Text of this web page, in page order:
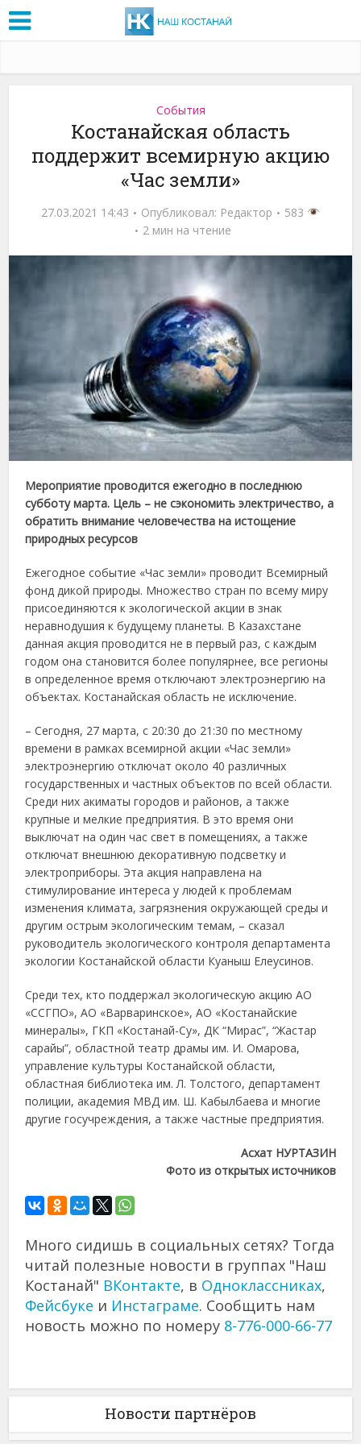
События
Костанайская область
поддержит всемирную акцию
«Час земли»
27.03.2021 14:43 Опубликовал: Редактор
583
2 мин на чтение
Мероприятие проводится ежегодно в последнюю
субботу марта. Цель – не сэкономить электричество, а
обратить внимание человечества на истощение
природных ресурсов
Ежегодное событие «Час земли» проводит Всемирный
фонд дикой природы. Множество стран по всему миру
присоединяются к экологической акции в знак
неравнодушия к будущему планеты. В Казахстане
данная акция проводится не в первый раз, с каждым
годом она становится более популярнее, все регионы
в определенное время отключают электроэнергию на
объектах. Костанайская область не исключение.
– Сегодня, 27 марта, с 20:30 до 21:30 по местному
времени в рамках всемирной акции «Час земли»
электроэнергию отключат около 40 различных
государственных и частных объектов по всей области.
Среди них акиматы городов и районов, а также
крупные и мелкие предприятия. В это время они
выключат на один час свет в помещениях, а также
отключат внешнюю декоративную подсветку и
электроприборы. Эта акция направлена на
стимулирование интереса у людей к проблемам
изменения климата, загрязнения окружающей среды и
другим острым экологическим темам, – сказал
руководитель экологического контроля департамента
экологии Костанайской области Куаныш Елеусинов.
Среди тех, кто поддержал экологическую акцию АО
«ССГПО», АО «Варваринское», АО «Костанайские
минералы», ГКП «Костанай-Су», ДК “Мирас”, “Жастар
сарайы”, областной театр драмы им. И. Омарова,
управление культуры Костанайской области,
областная библиотека им. Л. Толстого, департамент
полиции, академия МВД им. Ш. Кабылбаева и многие
другие госучреждения, а также частные предприятия.
Асхат НУРТАЗИН
Фото из открытых источников
Много сидишь в социальных сетях? Тогда
читай полезные новости в группах "Наш
Костанай" ВКонтакте, в Одноклассниках,
Фейсбуке и Инстаграме. Сообщить нам
новость можно по номеру 8-776-000-66-77
Новости партнёров